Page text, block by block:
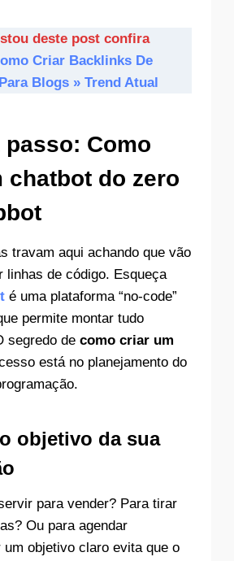
deste post confira
Criar Backlinks De
Blogs » Trend Atual
passo: Como
chatbot do zero
travam aqui achando que vão
linhas de código. Esqueça
é uma plataforma “no-code”
permite montar tudo
segredo de como criar um
está no planejamento do
objetivo da sua
para vender? Para tirar
Ou para agendar
um objetivo claro evita que o